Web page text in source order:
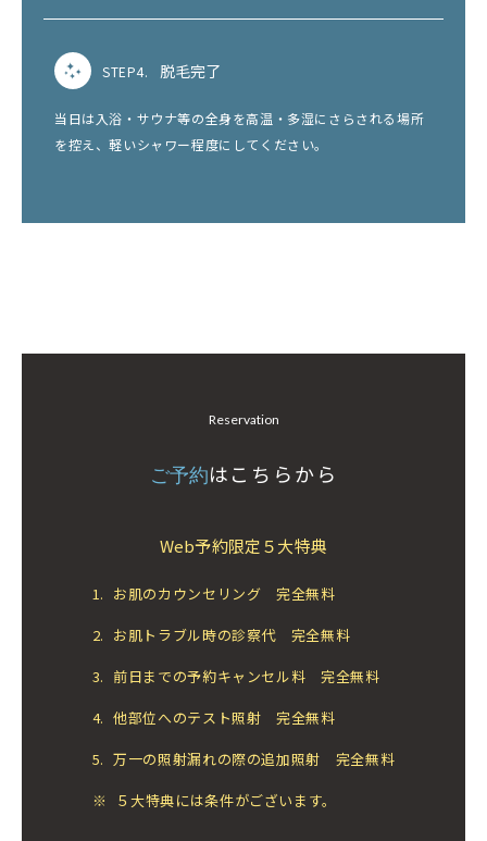
STEP4. 脱毛完了
当日は入浴・サウナ等の全身を高温・多湿にさらされる場所
を控え、軽いシャワー程度にしてください。
Reservation
ご予約はこちらから
Web予約限定５大特典
1. お肌のカウンセリング 完全無料
2. お肌トラブル時の診察代 完全無料
3. 前日までの予約キャンセル料 完全無料
4. 他部位へのテスト照射 完全無料
5. 万一の照射漏れの際の追加照射 完全無料
※
５大特典には条件がございます。